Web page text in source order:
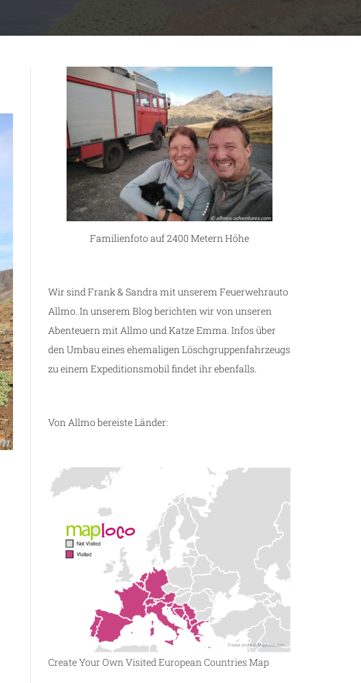
Familienfoto auf 2400 Metern Höhe
Wir sind Frank & Sandra mit unserem Feuerwehrauto
Allmo. In unserem Blog berichten wir von unseren
Abenteuern mit Allmo und Katze Emma. Infos über
den Umbau eines ehemaligen Löschgruppenfahrzeugs
zu einem Expeditionsmobil findet ihr ebenfalls.
Von Allmo bereiste Länder:
Create Your Own Visited European Countries Map